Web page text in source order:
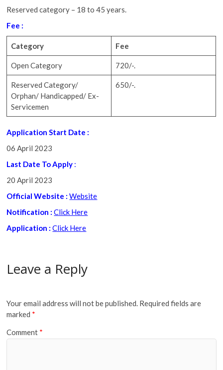
Reserved category – 18 to 45 years.
Fee :
Category Fee
Open Category 720/-.
Reserved Category/
Orphan/ Handicapped/ Ex-
Servicemen
650/-.
Application Start Date :
06 April 2023
Last Date To Apply :
20 April 2023
Official Website :Website
Notification :Click Here
Application :Click Here
Leave a Reply
Your email address will not be published. Required fields are
marked *
Comment *